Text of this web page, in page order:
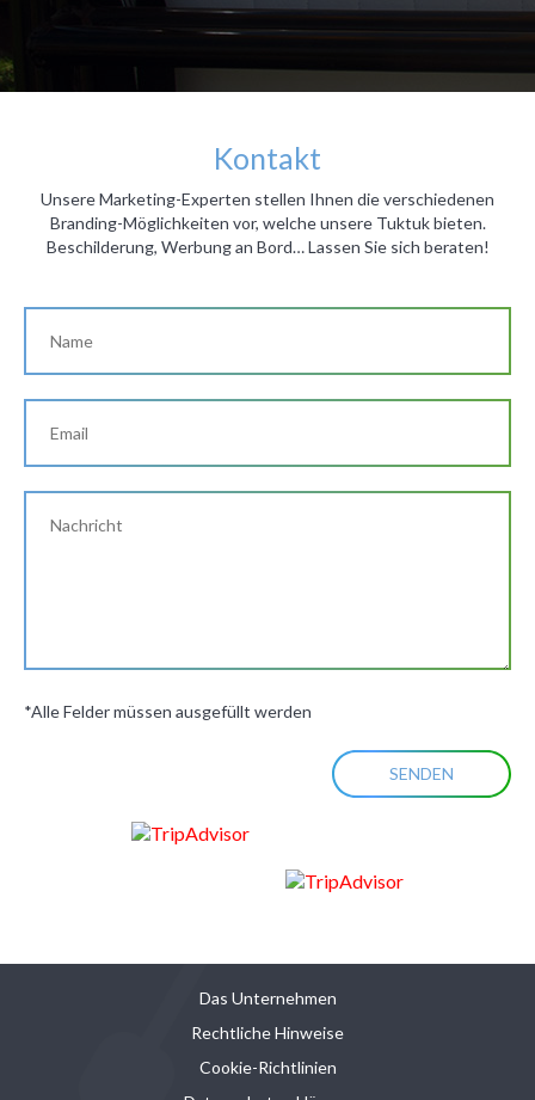
Kontakt
Unsere Marketing-Experten stellen Ihnen die verschiedenen
Branding-Möglichkeiten vor, welche unsere Tuktuk bieten.
Beschilderung, Werbung an Bord… Lassen Sie sich beraten!
*Alle Felder müssen ausgefüllt werden
Das Unternehmen
Rechtliche Hinweise
Cookie-Richtlinien